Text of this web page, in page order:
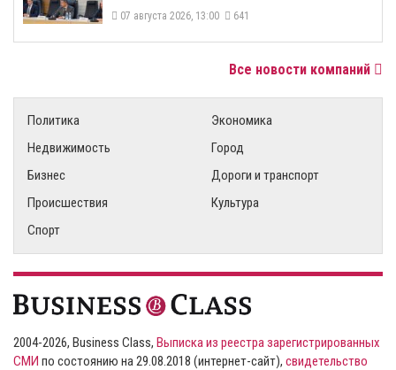
07 августа 2026, 13:00 641
Все новости компаний
Политика
Экономика
Недвижимость
Город
Бизнес
Дороги и транспорт
Происшествия
Культура
Спорт
2004-2026, Business Class, Выписка из реестра зарегистрированных
СМИ по состоянию на 29.08.2018 (интернет-сайт), свидетельство